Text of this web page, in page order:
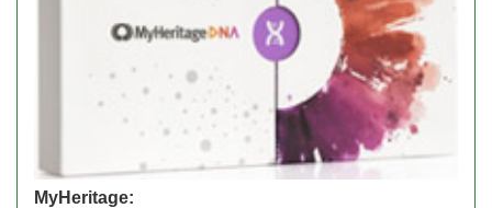
MyHeritage: